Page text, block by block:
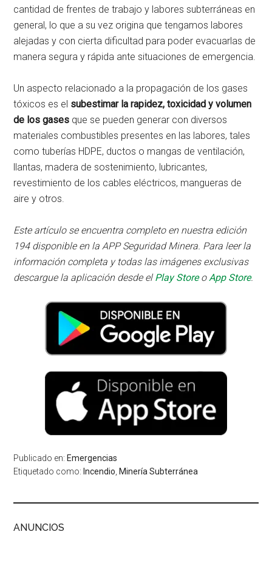
cantidad de frentes de trabajo y labores subterráneas en
general, lo que a su vez origina que tengamos labores
alejadas y con cierta dificultad para poder evacuarlas de
manera segura y rápida ante situaciones de emergencia.
Un aspecto relacionado a la propagación de los gases
tóxicos es el subestimar la rapidez, toxicidad y volumen
de los gases que se pueden generar con diversos
materiales combustibles presentes en las labores, tales
como tuberías HDPE, ductos o mangas de ventilación,
llantas, madera de sostenimiento, lubricantes,
revestimiento de los cables eléctricos, mangueras de
aire y otros.
Este artículo se encuentra completo en nuestra edición
194 disponible en la APP Seguridad Minera. Para leer la
información completa y todas las imágenes exclusivas
descargue la aplicación desde elPlay StoreoApp Store.
Publicado en: Emergencias
Etiquetado como: Incendio Minería Subterránea
ANUNCIOS